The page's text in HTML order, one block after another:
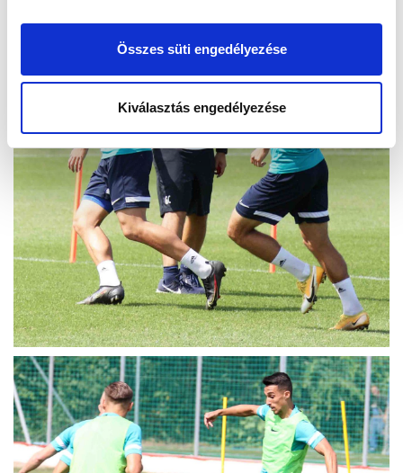
Összes süti engedélyezése
Kiválasztás engedélyezése